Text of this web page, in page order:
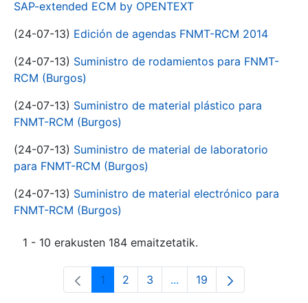
SAP-extended ECM by OPENTEXT
(24-07-13) Edición de agendas FNMT-RCM 2014
(24-07-13) Suministro de rodamientos para FNMT-
RCM (Burgos)
(24-07-13) Suministro de material plástico para
FNMT-RCM (Burgos)
(24-07-13) Suministro de material de laboratorio
para FNMT-RCM (Burgos)
(24-07-13) Suministro de material electrónico para
FNMT-RCM (Burgos)
1 - 10 erakusten 184 emaitzetatik.
Orrialdea
1 Orrialdea
2 Orrialdea
3 ...Intermediate Pages Use
Orrialdea
19